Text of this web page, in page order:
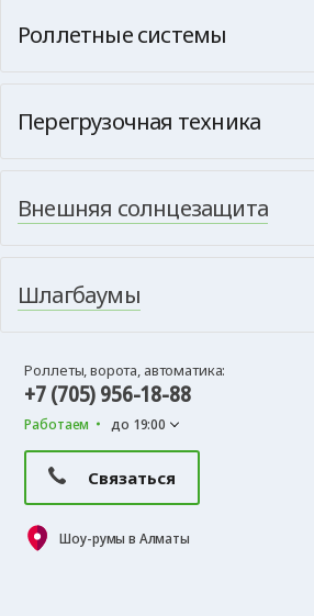
Роллетные системы
Перегрузочная техника
Внешняя солнцезащита
Шлагбаумы
Роллеты, ворота, автоматика:
+7 (705) 956-18-88
Работаем до 19:00
Связаться
Шоу-румы в Алматы